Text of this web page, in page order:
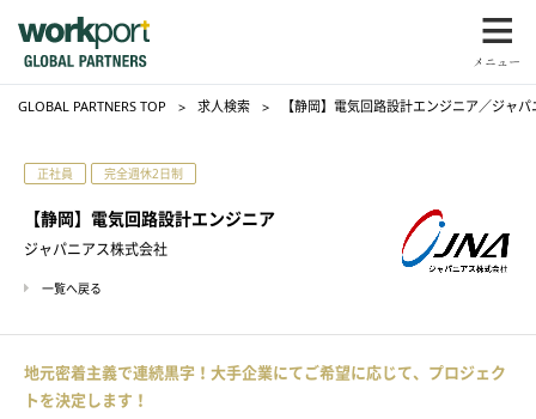
GLOBAL PARTNERS TOP 求人検索 【静岡】電気回路設計エンジニア／ジャ
正社員 完全週休2日制
【静岡】電気回路設計エンジニア
ジャパニアス株式会社
一覧へ戻る
地元密着主義で連続黒字！大手企業にてご希望に応じて、プロジェク
トを決定します！